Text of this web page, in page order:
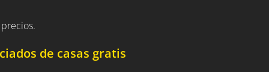
de casas gratis